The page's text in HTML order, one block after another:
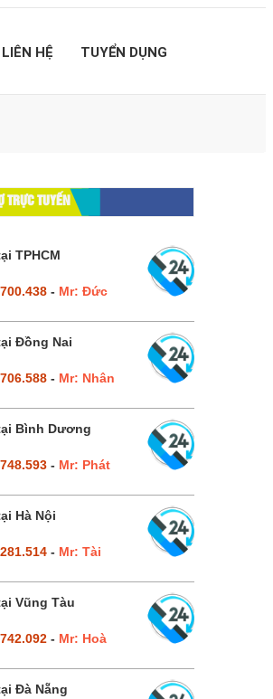
LIÊN HỆ TUYỂN DỤNG
TRỰC TUYẾN
TPHCM
- Mr: Đức
Đồng Nai
- Mr: Nhân
Bình Dương
- Mr: Phát
Hà Nội
- Mr: Tài
Vũng Tàu
- Mr: Hoà
Đà Nẵng